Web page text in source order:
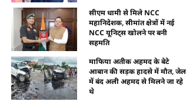
सीएम धामी से मिले NCC
महानिदेशक, सीमांत क्षेत्रों में नई
NCC यूनिट्स खोलने पर बनी
सहमति
माफिया अतीक अहमद के बेटे
आबान की सड़क हादसे में मौत, जेल
में बंद अली अहमद से मिलने जा रहे
थे